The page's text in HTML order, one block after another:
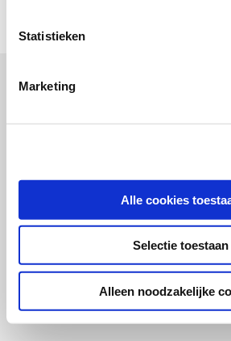
Statistieken
Marketing
Alle cookies
Selectie toestaan
Alleen noodzakelijke